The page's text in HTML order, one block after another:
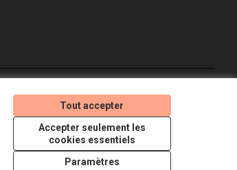
Tout accepter
Accepter seulement les
cookies essentiels
Paramètres
(Lien externe)
(Lien externe)
(Lien externe)
Licence Creative
(Lien externe)